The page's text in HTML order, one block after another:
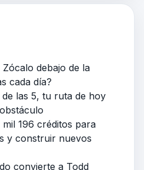
debajo de la
cada día?
de las 5, tu ruta de hoy
196 créditos para
y construir nuevos
convierte a Todd